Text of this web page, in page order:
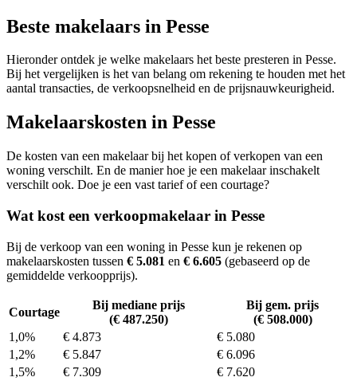
Beste makelaars in Pesse
Hieronder ontdek je welke makelaars het beste presteren in Pesse.
Bij het vergelijken is het van belang om rekening te houden met het
aantal transacties, de verkoopsnelheid en de prijsnauwkeurigheid.
Makelaarskosten in Pesse
De kosten van een makelaar bij het kopen of verkopen van een
woning verschilt. En de manier hoe je een makelaar inschakelt
verschilt ook. Doe je een vast tarief of een courtage?
Wat kost een verkoopmakelaar in Pesse
Bij de verkoop van een woning in Pesse kun je rekenen op
makelaarskosten tussen € 5.081 en € 6.605 (gebaseerd op de
gemiddelde verkoopprijs).
Courtage
Bij mediane prijs
(€ 487.250)
Bij gem. prijs
(€ 508.000)
1,0%
€ 4.873
€ 5.080
1,2%
€ 5.847
€ 6.096
1,5%
€ 7.309 € 7.620